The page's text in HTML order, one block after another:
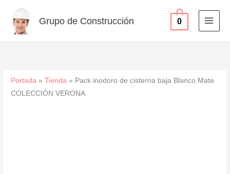
contenido
Grupo de Construcción 0
Portada »Tienda » Pack inodoro de cisterna baja Blanco Mate
COLECCIÓN VERONA
Mate
COLECCIÓN